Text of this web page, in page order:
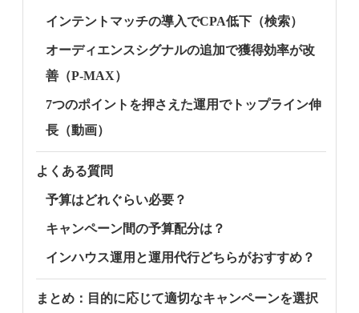
インテントマッチの導入でCPA低下（検索）
オーディエンスシグナルの追加で獲得効率が改
善（P-MAX）
7つのポイントを押さえた運用でトップライン伸
長（動画）
よくある質問
予算はどれぐらい必要？
キャンペーン間の予算配分は？
インハウス運用と運用代行どちらがおすすめ？
まとめ：目的に応じて適切なキャンペーンを選択